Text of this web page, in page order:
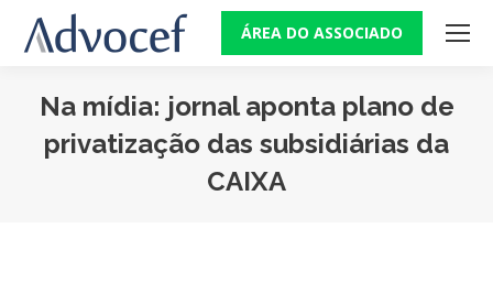
ÁREA DO ASSOCIADO
Na mídia: jornal aponta plano de
privatização das subsidiárias da
CAIXA